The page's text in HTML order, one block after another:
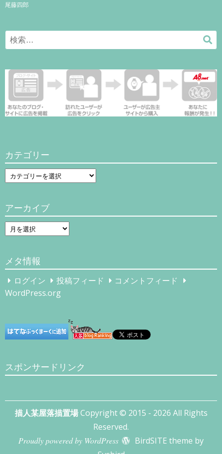
尾藤四郎
Search
for:
検
カテゴリー
カ
テ
リ
ー
アーカイブ
ア
ー
イ
ブ
メタ情報
ログイン 投稿フィード
コメントフィード
WordPress.org
スポンサードリンク
描人某屋落描置場Copyright © 2015 - 2026 All Rights
Reserved.
Proudly powered by WordPress
BirdSITE theme by